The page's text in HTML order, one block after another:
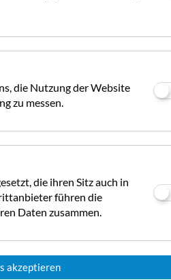
Damit die CampingCard ACSI sowohl
Campingplätze ein Erfolg
erkennen am blauen CC-
Diese können sich je nach Campingplatz unterscheiden. Zudem berechnen
manche Campingplätze über den
bestimmte Nebenkosten. Dazu
Stromverbrauch (4 kWh sind inbegriffen),
Auf campingcard.com
enthalten sind und welche nicht.
Eine weitere genaue
https://
die Nutzung der Website
zu messen.
die ihren Sitz auch in
führen die
Daten zusammen.
akzeptieren